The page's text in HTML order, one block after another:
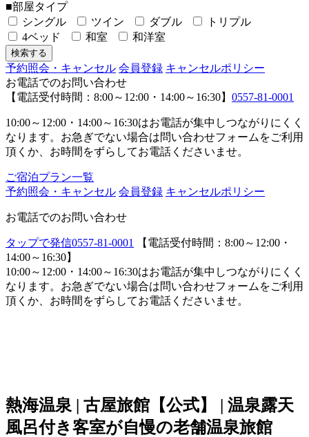
■部屋タイプ
シングル
ツイン ダブル
トリプル
4ベッド
和室 和洋室
予約照会・キャンセル 会員登録 キャンセルポリシー
お電話でのお問い合わせ
【電話受付時間：8:00～12:00・14:00～16:30】 0557-81-0001
10:00～12:00・14:00～16:30はお電話が集中しつながりにくく
なります。お急ぎでない場合は問い合わせフォームをご利用
頂くか、お時間をずらしてお電話くださいませ。
ご宿泊プラン一覧
予約照会・キャンセル 会員登録 キャンセルポリシー
お電話でのお問い合わせ
タップで発信0557-81-0001
【電話受付時間：8:00～12:00・
14:00～16:30】
10:00～12:00・14:00～16:30はお電話が集中しつながりにくく
なります。お急ぎでない場合は問い合わせフォームをご利用
頂くか、お時間をずらしてお電話くださいませ。
熱海温泉 | 古屋旅館【公式】 | 温泉露天
風呂付き客室が自慢の老舗温泉旅館